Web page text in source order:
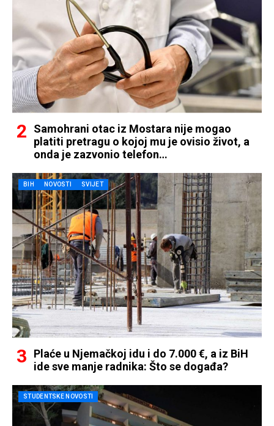
Samohrani otac iz Mostara nije mogao
platiti pretragu o kojoj mu je ovisio život, a
onda je zazvonio telefon…
BIH NOVOSTI SVIJET
Plaće u Njemačkoj idu i do 7.000 €, a iz BiH
ide sve manje radnika: Što se događa?
STUDENTSKE NOVOSTI